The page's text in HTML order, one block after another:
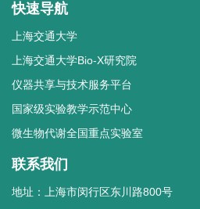
快速导航
上海交通大学
上海交通大学Bio-X研究院
仪器共享与技术服务平台
国家级实验教学示范中心
微生物代谢全国重点实验室
联系我们
地址：上海市闵行区东川路800号